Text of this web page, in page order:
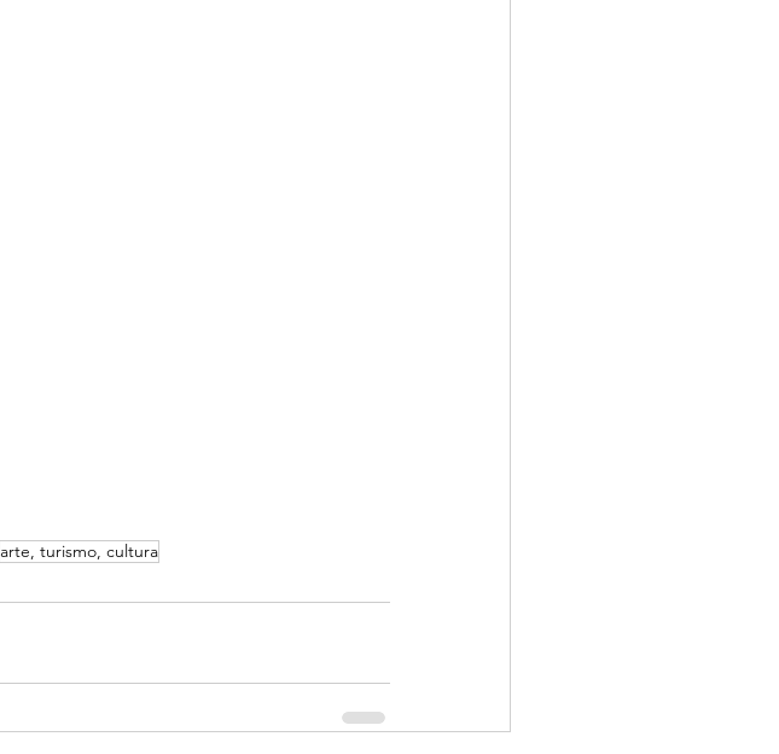
arte, turismo, cultura